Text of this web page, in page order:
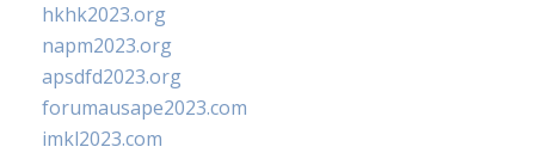
hkhk2023.org
napm2023.org
apsdfd2023.org
forumausape2023.com
imkl2023.com